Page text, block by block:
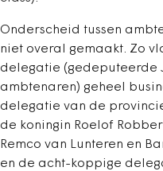
Onderscheid tussen
niet overal gemaakt. Zo
delegatie (gedeputeerde
ambtenaren) geheel
delegatie van de
de koningin Roelof
Remco van Lunteren en
en de acht-koppige